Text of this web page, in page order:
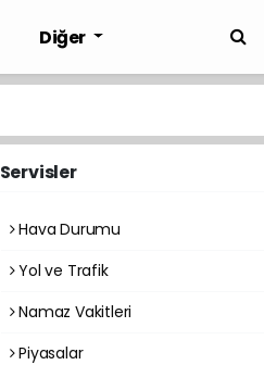
Diğer
Servisler
Hava Durumu
Yol ve Trafik
Namaz Vakitleri
Piyasalar